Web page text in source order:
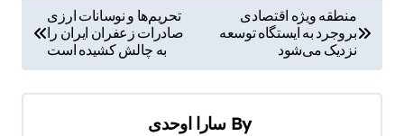
ه
ب
منطقه ویژه اقتصادی
بروجرد به ایستگاه توسعه
نزدیک می‌شود
تحریم‌ها و نوسانات ارزی
صادرات زعفران ایران را
به چالش کشیده است
By سارا اوحدی